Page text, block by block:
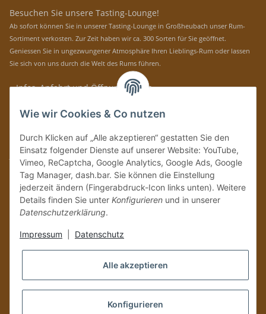
Besuchen Sie unsere Tasting-Lounge!
Ab sofort können Sie in unserer Tasting-Lounge in Großheubach unser Rum-
Sortiment verkosten. Zur Zeit haben wir ca. 300 Sorten für Sie geöffnet.
Geniessen Sie in ungezwungener Atmosphäre Ihren Lieblings-Rum oder lassen
Sie sich von uns durch die Welt des Rums führen.
» Infos, Anfahrt und Öffnungszeiten
Immer auf dem Laufenden mit unseren aktuellen Rum-News!
Bitte senden Sie mir entsprechend IhrerDatenschutzerklärung
regelmäßig und
jederzeit widerruflich Informationen zu Ihrem Produktsortiment per E-Mail zu.
Vertrag widerrufen
Wie wir Cookies & Co nutzen
Durch Klicken auf „Alle akzeptieren“ gestatten Sie den
Einsatz folgender Dienste auf unserer Website: YouTube,
Vimeo, ReCaptcha, Google Analytics, Google Ads, Google
Tag Manager, dash.bar. Sie können die Einstellung
jederzeit ändern (Fingerabdruck-Icon links unten). Weitere
Details finden Sie unter Konfigurieren und in unserer
Datenschutzerklärung.
Impressum Datenschutz
Alle akzeptieren
Konfigurieren